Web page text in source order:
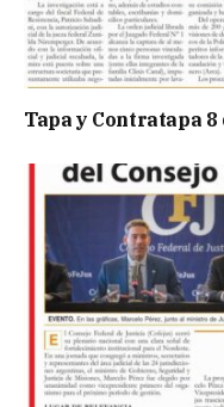
Tapa y Contratapa 8